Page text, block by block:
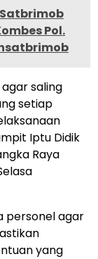
Pol.
saling
setiap
Iptu Didik
Raya
personel agar
yang